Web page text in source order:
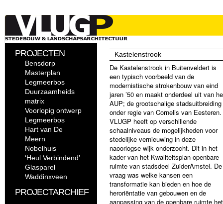
PROJECTEN
Bensdorp
Masterplan
Legmeerbos
Duurzaamheids
matrix
Voorlopig ontwerp
Legmeerbos
Hart van De
Meern
Nobelhuis
‘Heul Verbindend’
Glasparel
Waddinxveen
PROJECTARCHIEF
Kastelenstrook
De Kastelenstrook in Buitenveldert is
een typisch voorbeeld van de
modernistische strokenbouw van eind
jaren ’50 en maakt onderdeel uit van
AUP; de grootschalige stadsuitbreiding
onder regie van Cornelis van Eesteren.
VLUGP heeft op verschillende
schaalniveaus de mogelijkheden voor
stedelijke vernieuwing in deze
naoorlogse wijk onderzocht. Dit in het
kader van het Kwaliteitsplan openbare
ruimte van stadsdeel ZuiderAmstel. De
vraag was welke kansen een
transformatie kan bieden en hoe de
heroriëntatie van gebouwen en de
aanpassing van de openbare ruimte het